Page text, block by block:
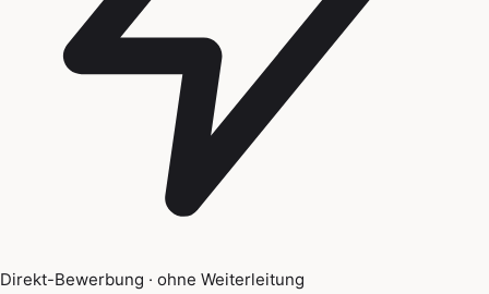
Direkt-Bewerbung · ohne Weiterleitung